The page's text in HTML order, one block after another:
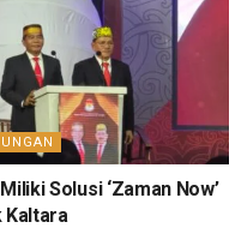
Solusi ‘Zaman Now’
Kaltara